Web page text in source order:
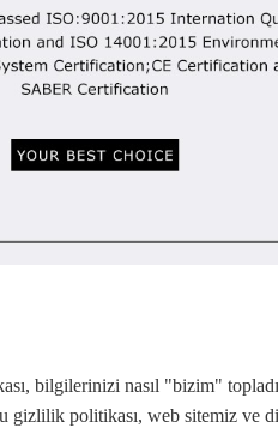
bilgilerinizi nasıl "bizim"
gizlilik politikası, web sitemiz ve